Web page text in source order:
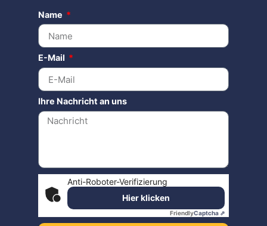
Name
E-Mail
Ihre Nachricht an uns
Anti-Roboter-Verifizierung
Hier klicken
FriendlyCaptcha ⇗